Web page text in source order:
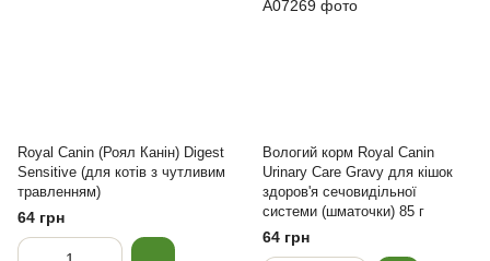
Royal Canin (Роял Канін) Digest
Sensitive (для котів з чутливим
травленням)
64 грн
Вологий корм Royal Canin
Urinary Care Gravy для кішок
здоров'я сечовидільної
системи (шматочки) 85 г
64 грн